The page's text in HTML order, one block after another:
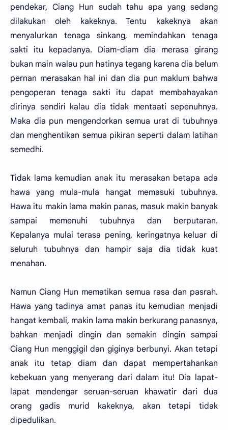
pendekar, Ciang Hun sudah tahu apa yang sedang
dilakukan oleh kakeknya. Tentu kakeknya akan
menyalurkan tenaga sinkang, memindahkan tenaga
sakti itu kepadanya. Diam-diam dia merasa girang
bukan main walau pun hatinya tegang karena dia belum
pernan merasakan hal ini dan dia pun maklum bahwa
pengoperan tenaga sakti itu dapat membahayakan
dirinya sendiri kalau dia tidak mentaati sepenuhnya.
Maka dia pun mengendorkan semua urat di tubuhnya
dan menghentikan semua pikiran seperti dalam latihan
semedhi.
Tidak lama kemudian anak itu merasakan betapa ada
hawa yang mula-mula hangat memasuki tubuhnya.
Hawa itu makin lama makin panas, masuk makin banyak
sampai memenuhi tubuhnya dan berputaran.
Kepalanya mulai terasa pening, keringatnya keluar di
seluruh tubuhnya dan hampir saja dia tidak kuat
menahan.
Namun Ciang Hun mematikan semua rasa dan pasrah.
Hawa yang tadinya amat panas itu kemudian menjadi
hangat kembali, makin lama makin berkurang panasnya,
bahkan menjadi dingin dan semakin dingin sampai
Ciang Hun menggigil dan giginya berbunyi. Akan tetapi
anak itu tetap diam dan dapat mempertahankan
kebekuan yang menyerang dari dalam itu! Dia lapat-
lapat mendengar seruan-seruan khawatir dari dua
orang gadis murid kakeknya, akan tetapi tidak
dipedulikan.